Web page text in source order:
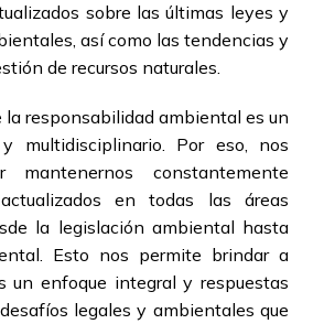
sobre las últimas leyes y
así como las tendencias y
de recursos naturales.
la responsabilidad ambiental es un
multidisciplinario. Por eso, nos
mantenernos constantemente
en todas las áreas
la legislación ambiental hasta
Esto nos permite brindar a
un enfoque integral y respuestas
legales y ambientales que